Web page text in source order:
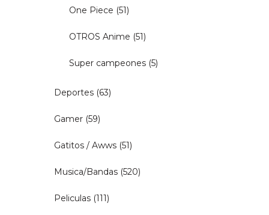
One Piece (51)
OTROS Anime (51)
Super campeones (5)
Deportes (63)
Gamer (59)
Gatitos / Awws (51)
Musica/Bandas (520)
Peliculas (111)